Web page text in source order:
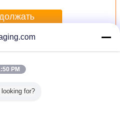
PM
for?